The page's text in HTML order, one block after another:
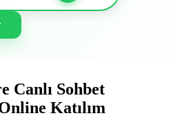
Canlı Sohbet
Katılım